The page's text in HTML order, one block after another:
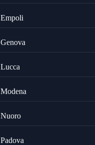
Empoli
Genova
Lucca
Modena
Nuoro
Padova